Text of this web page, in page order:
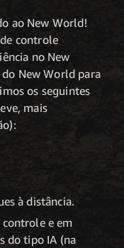
ao New World!
controle
no New
New World para
os seguintes
mais
à distância.
e em
do tipo IA (na